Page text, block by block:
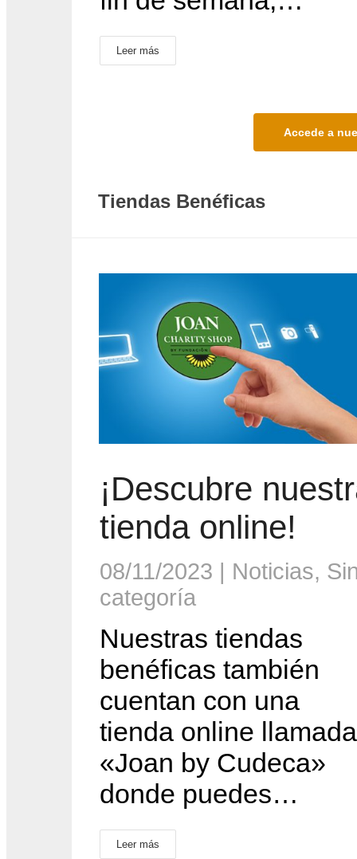
Leer más
Accede a
Tiendas Benéficas
¡Descubre
tienda online!
08/11/2023 | Noticias,
categoría
Nuestras tiendas
benéficas también
cuentan con una
tienda online llamada
«Joan by Cudeca»
donde puedes…
Leer más